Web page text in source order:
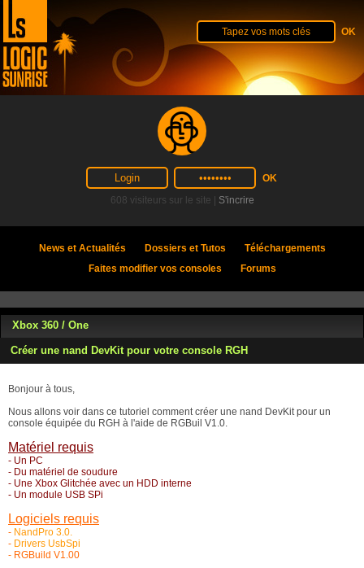
608 visiteurs sur le site | S'incrire
News et Actualités Dossiers et Tutos
Téléchargements
Faites modifier vos consoles
Forums
Xbox 360 / One
Créer une nand DevKit pour votre console RGH
Bonjour à tous,
Nous allons voir dans ce tutoriel comment créer une nand DevKit pour un
console équipée du RGH à l'aide de RGBuil V1.0.
Matériel requis
- Un PC
- Du matériel de soudure
- Une Xbox Glitchée avec un HDD interne
- Un module USB SPi
Logiciels requis
- NandPro 3.0.
- Drivers UsbSpi
- RGBuild V1.00